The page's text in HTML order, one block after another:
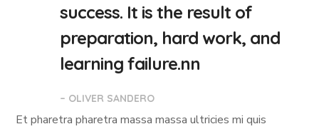
success. It is the result of
preparation, hard work, and
learning failure.nn
– OLIVER SANDERO
Et pharetra pharetra massa massa ultricies mi quis